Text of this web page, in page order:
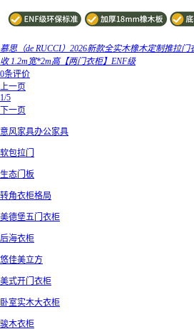
慕思（de RUCCI）2026新款全实木橡木定制推拉
收 1.2m宽*2m高【两门衣柜】ENF级
0条评价
上一页
1/5
下一页
意风家具办公家具
软包拉门
生态门板
转角衣柜格局
美德堡五门衣柜
后海衣柜
悠佳美立方
美式开门衣柜
卧室实木大衣柜
骏木衣柜